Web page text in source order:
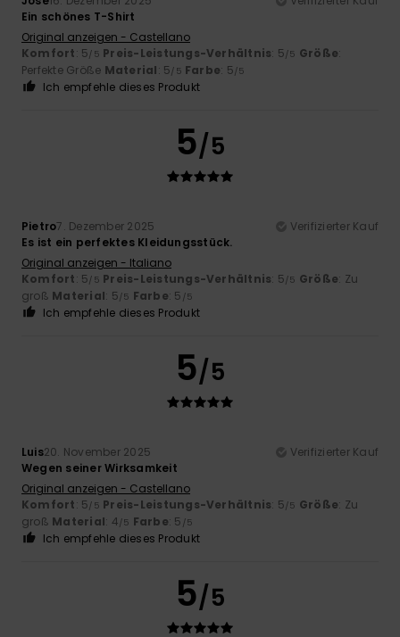
Ein schönes T-Shirt
Original anzeigen - Castellano
Komfort: 5/5 Preis-Leistungs-Verhältnis: 5/5 Größe:
Perfekte Größe Material: 5/5 Farbe: 5/5
Ich empfehle dieses Produkt
5/5
Pietro7. Dezember 2025
Verifizierter Kauf
Es ist ein perfektes Kleidungsstück.
Original anzeigen - Italiano
Komfort: 5/5 Preis-Leistungs-Verhältnis: 5/5 Größe: Zu
groß Material: 5/5 Farbe: 5 /5
Ich empfehle dieses Produkt
5/5
Luis20. November 2025
Verifizierter Kauf
Wegen seiner Wirksamkeit
Original anzeigen - Castellano
Komfort: 5/5 Preis-Leistungs-Verhältnis: 5/5 Größe: Zu
groß Material: 4/5 Farbe: 5 /5
Ich empfehle dieses Produkt
5/5